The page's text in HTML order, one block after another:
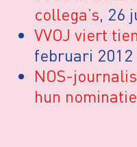
collega’s, 26
VVOJ viert
februari 2012
NOS-
hun